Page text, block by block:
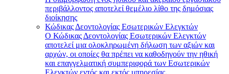
περιβάλλοντος αποτελεί θεμέλιο λίθο της δημόσιας
διοίκησης
Κώδικας Δεοντολογίας Εσωτερικών Ελεγκτών
Ο Κώδικας Δεοντολογίας Εσωτερικών Ελεγκτών
αποτελεί μια ολοκληρωμένη δήλωση των αξιών και
αρχών, οι οποίες θα πρέπει να καθοδηγούν την ηθική
και επαγγελματική συμπεριφορά των Εσωτερικών
Ελεγκτών εντός και εκτός υπηρεσίας.